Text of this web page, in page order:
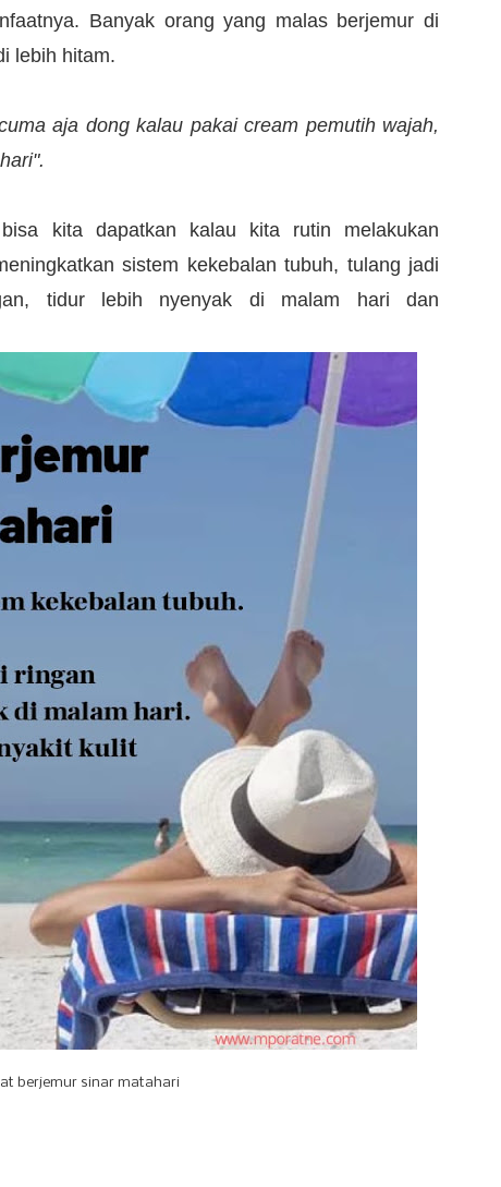
Banyak orang yang malas berjemur di
lebih hitam.
aja dong kalau pakai cream pemutih wajah,
kita dapatkan kalau kita rutin melakukan
sistem kekebalan tubuh, tulang jadi
tidur lebih nyenyak di malam hari dan
berjemur sinar matahari